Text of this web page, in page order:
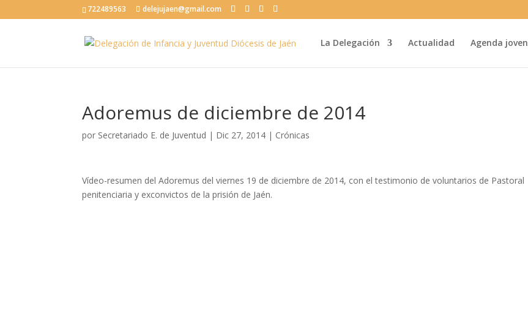
722489563 delejujaen@gmail.com
La Delegación Actualidad Agenda joven
Adoremus de diciembre de 2014
por Secretariado E. de Juventud | Dic 27, 2014 | Crónicas
Vídeo-resumen del Adoremus del viernes 19 de diciembre de 2014, con el testimonio de voluntarios de Pastoral
penitenciaria y exconvictos de la prisión de Jaén.